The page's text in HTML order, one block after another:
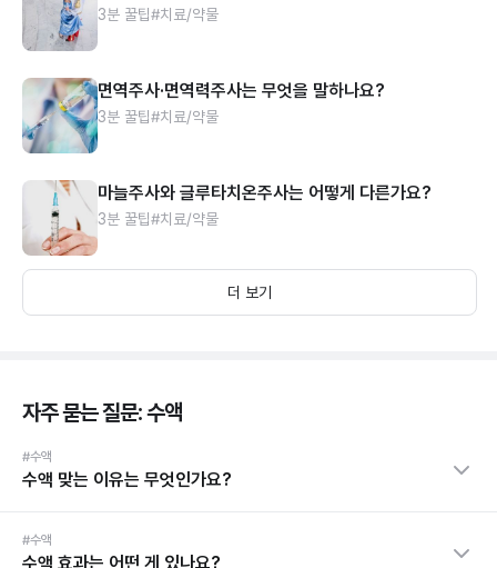
3분 꿀팁#치료/약물
면역주사·면역력주사는 무엇을 말하나요?
3분 꿀팁#치료/약물
마늘주사와 글루타치온주사는 어떻게 다른가요?
3분 꿀팁#치료/약물
더 보기
자주 묻는 질문: 수액
#수액
수액 맞는 이유는 무엇인가요?
#수액
수액 효과는 어떤 게 있나요?